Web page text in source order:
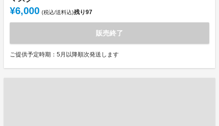
¥6,000 (税込/送料込)残り97
販売終了
ご提供予定時期：5月以降順次発送します